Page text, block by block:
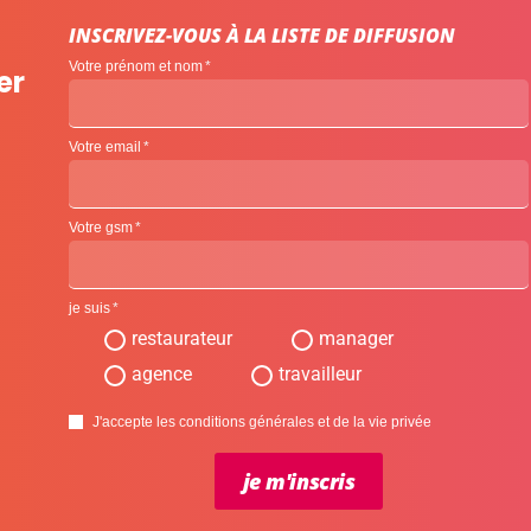
INSCRIVEZ-VOUS À LA LISTE DE DIFFUSION
Votre prénom et nom
Votre email
Votre gsm
je suis
restaurateur
manager
agence
travailleur
J'accepte les conditions générales et de la vie privée
je m'inscris